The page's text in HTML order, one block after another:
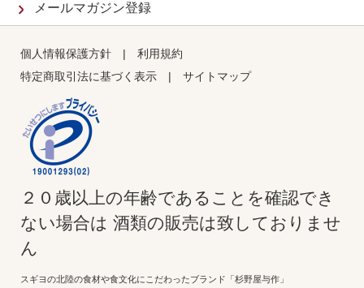
メールマガジン登録
個人情報保護方針 | 利用規約
特定商取引法に基づく表示 | サイトマップ
２０歳以上の年齢であることを確認でき
ない場合は 酒類の販売は致しておりませ
ん
スギヨの北陸の食材や食文化にこだわったブランド「杉野屋与作」